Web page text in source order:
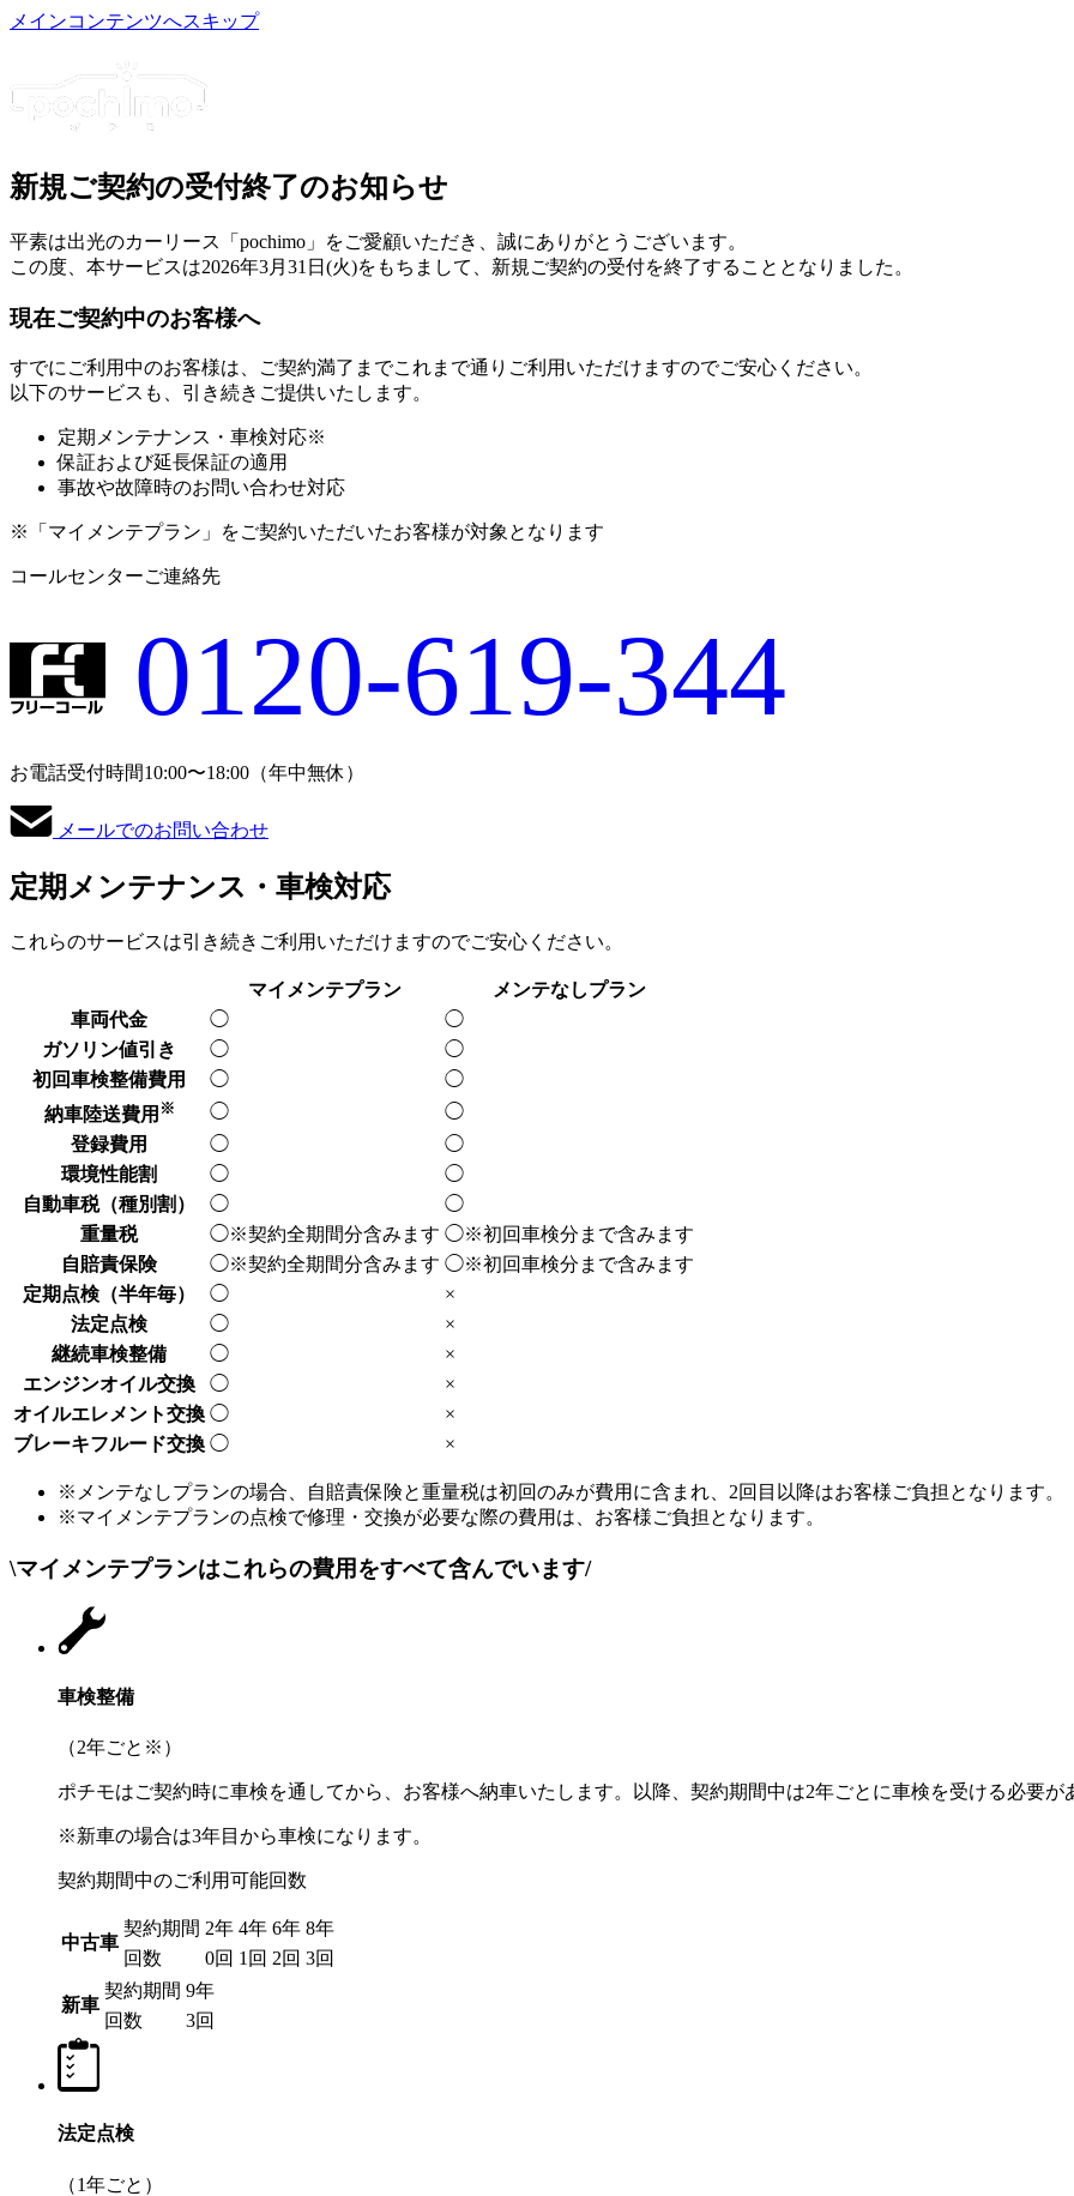
メインコンテンツへスキップ
新規ご契約の受付終了のお知らせ
平素は出光のカーリース「pochimo」をご愛顧いただき、誠にありがとうございます。
この度、本サービスは2026年3月31日(火)をもちまして、新規ご契約の受付を終了することとなりました。
現在ご契約中のお客様へ
すでにご利用中のお客様は、 ご契約満了までこれまで通りご利用いただけますのでご安心ください。
以下のサービスも、引き続きご提供いたします。
定期メンテナンス・車検対応※
保証および延長保証の適用
事故や故障時のお問い合わせ対応
※「マイメンテプラン」をご契約いただいたお客様が対象となります
コールセンターご連絡先
0120-619-344
お電話受付時間10:00〜18:00（年中無休）
メールでのお問い合わせ
定期メンテナンス ・車検対応
これらのサービスは引き続きご利用いただけますのでご安心ください。
マイメンテプラン メンテなしプラン
車両代金
◯
◯
ガソリン値引き
◯
◯
初回車検整備費用
◯
◯
納車陸送費用 ※ ◯
◯
登録費用
◯
◯
環境性能割
◯
◯
自動車税（種別割） ◯
◯
重量税
◯※契約全期間分含みます ◯※初回車検分まで含みます
自賠責保険
◯※契約全期間分含みます ◯※初回車検分まで含みます
定期点検 （半年毎） ◯
×
法定点検
◯
×
継続車検整備
◯
×
エンジンオイル交換
◯
×
オイルエレメント交換 ◯
×
ブレーキフルード交換 ◯ ×
※メンテなしプランの場合、自賠責保険と重量税は初回のみが費用に含まれ、2回目以降はお客様ご負担となります。
※マイメンテプランの点検で修理・交換が必要な際の費用は、お客様ご負担となります。
\マイメンテプランはこれらの費用をすべて含んでいます/
車検整備
（2年ごと ※ ）
ポチモはご契約時に車検を通してから、お客様へ納車いたします。以降、契約期間中は2年ごとに車検を受ける必要が
※新車の場合は3年目から車検になります。
契約期間中のご利用可能回数
中古車
契約期間 2年 4年 6年 8年
回数
0回 1回 2回 3回
新車
契約期間 9年
回数
3回
法定点検
（1年ごと）